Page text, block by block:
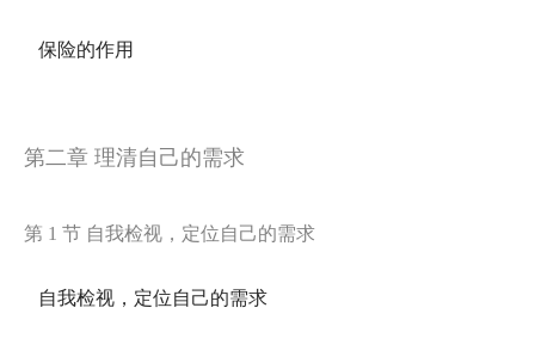
保险的作用
第二章 理清自己的需求
第 1 节 自我检视，定位自己的需求
自我检视，定位自己的需求